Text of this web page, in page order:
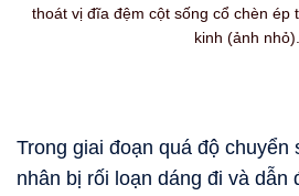
thoát vị đĩa đệm cột sống cổ chèn ép
kinh (ảnh nhỏ).
Trong giai đoạn quá độ chuyển
nhân bị rối loạn dáng đi và dẫn